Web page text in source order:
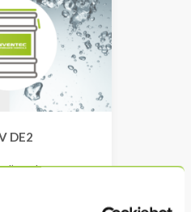
DE2
d’une large